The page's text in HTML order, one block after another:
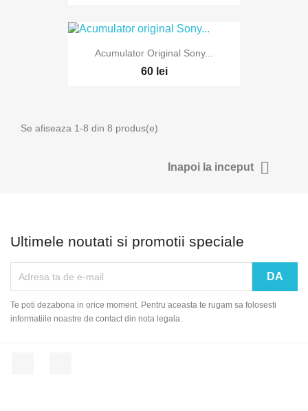
Acumulator Original Sony...
60 lei
Se afiseaza 1-8 din 8 produs(e)
Inapoi la inceput 
Ultimele noutati si promotii speciale
Te poti dezabona in orice moment. Pentru aceasta te rugam sa folosesti
informatiile noastre de contact din nota legala.